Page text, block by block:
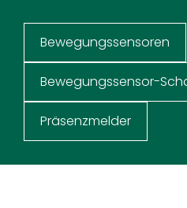
Bewegungssensoren
Bewegungssensor-
Präsenzmelder